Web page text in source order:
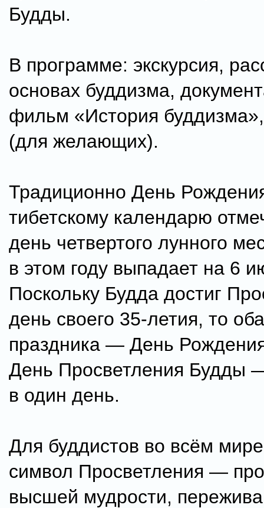
Будды.
В программе: экскурсия,
основах буддизма,
фильм «История
(для желающих).
Традиционно День
тибетскому календарю
день четвертого лунного
в этом году выпадает на 6
Поскольку Будда достиг
день своего 35-летия, то
праздника — День
День Просветления Будды
в один день.
Для буддистов во всём
символ Просветления —
высшей мудрости,